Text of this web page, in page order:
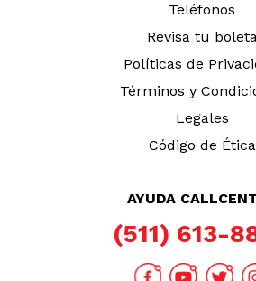
Teléfonos
Revisa tu
Políticas de
Términos y
Legales
Código de Ética
AYUDA
(511) 613-